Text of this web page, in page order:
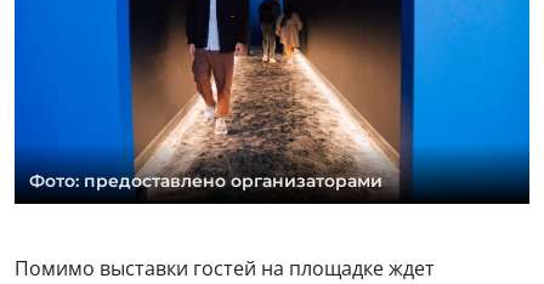
Фото: предоставлено организаторами
Помимо выставки гостей на площадке ждет